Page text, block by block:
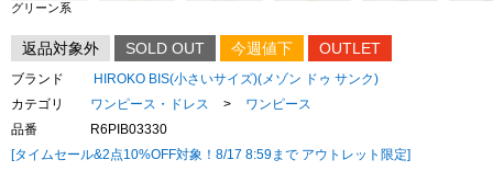
グリーン系
返品対象外 SOLD OUT 今週値下 OUTLET
ブランド
HIROKO BIS(小さいサイズ)(メゾン ドゥ サンク)
カテゴリ
ワンピース・ドレス >
ワンピース
品番
R6PIB03330
[タイムセール&2点10%OFF対象！8/17 8:59まで アウトレット限定]